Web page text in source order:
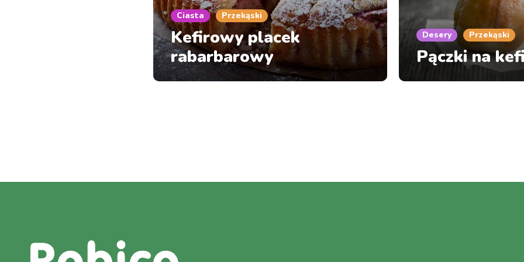
Ciasta Przekąski
Kefirowy placek
rabarbarowy
Desery Przekąski
Pączki na